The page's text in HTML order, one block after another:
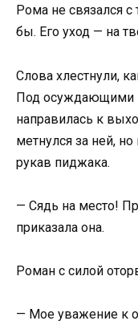
Рома не связался
бы. Его уход — на
Слова хлестнули,
Под осуждающими
направилась к
метнулся за ней,
рукав пиджака.
— Сядь на место!
приказала она.
Роман с силой
— Мое уважение к